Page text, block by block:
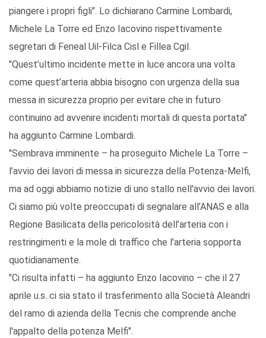
piangere i propri figli". Lo dichiarano Carmine Lombardi,
Michele La Torre ed Enzo Iacovino rispettivamente
segretari di Feneal Uil-Filca Cisl e Fillea Cgil.
"Quest’ultimo incidente mette in luce ancora una volta
come quest’arteria abbia bisogno con urgenza della sua
messa in sicurezza proprio per evitare che in futuro
continuino ad avvenire incidenti mortali di questa portata"
ha aggiunto Carmine Lombardi.
"Sembrava imminente – ha proseguito Michele La Torre –
l’avvio dei lavori di messa in sicurezza della Potenza-Melfi,
ma ad oggi abbiamo notizie di uno stallo nell'avvio dei lavori.
Ci siamo più volte preoccupati di segnalare all’ANAS e alla
Regione Basilicata della pericolosità dell’arteria con i
restringimenti e la mole di traffico che l'arteria sopporta
quotidianamente.
"Ci risulta infatti – ha aggiunto Enzo Iacovino – che il 27
aprile u.s. ci sia stato il trasferimento alla Società Aleandri
del ramo di azienda della Tecnis che comprende anche
l'appalto della potenza Melfi".